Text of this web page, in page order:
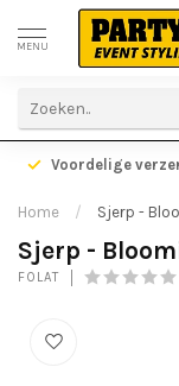
MENU
Voordelige
Home / Sjerp -
Sjerp -
FOLAT